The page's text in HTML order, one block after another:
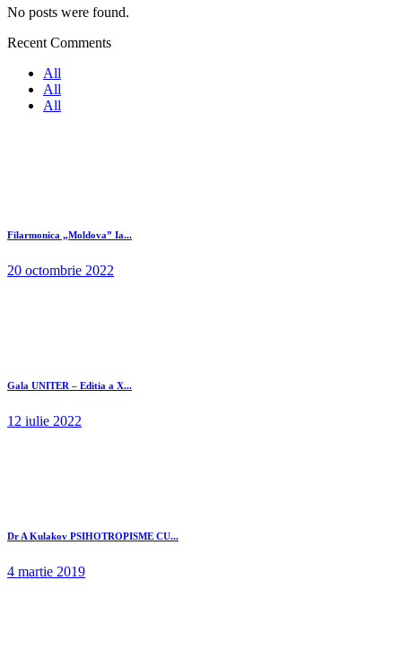
No posts were found.
Recent Comments
All
All
All
Filarmonica „Moldova” Ia...
20 octombrie 2022
Gala UNITER – Editia a X...
12 iulie 2022
Dr A Kulakov PSIHOTROPISME CU...
4 martie 2019